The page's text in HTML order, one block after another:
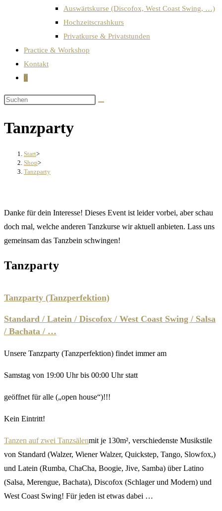
Auswärtskurse (Discofox, West Coast Swing, …)
Hochzeitscrashkurs
Privatkurse & Privatstunden
Practice & Workshop
Kontakt
0
Tanzparty
Start>
Shop>
Tanzparty
Danke für dein Interesse! Dieses Event ist leider vorbei, aber schau
doch mal, welche anderen Tanzkurse wir aktuell anbieten. Lass uns
gemeinsam das Tanzbein schwingen!
Tanzparty
Tanzparty (Tanzperfektion)
Standard / Latein / Discofox / West Coast Swing / Salsa
/ Bachata / …
Unsere Tanzparty (Tanzperfektion) findet immer am
Samstag von 19:00 Uhr bis 00:00 Uhr statt
geöffnet für alle („open house“)!!!
Kein Eintritt!
Tanzen auf zwei Tanzsälenmit je 130m², verschiedenste Musikstile
von Standard (Walzer, Wiener Walzer, Quickstep, Tango, Slowfox,)
und Latein (Rumba, ChaCha, Boogie, Jive, Samba) über Latino
(Salsa, Merengue, Bachata), Discofox (Schlager und Modern) und
West Coast Swing! Für jeden ist etwas dabei …